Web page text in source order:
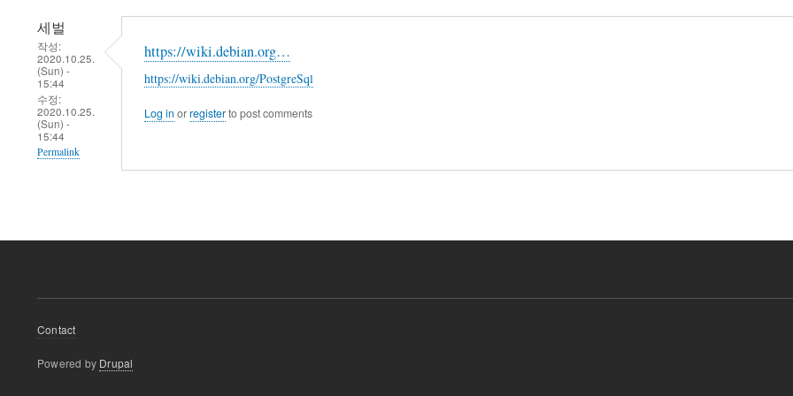
세벌
작성:
2020.10.25.
(Sun) -
15:44
수정:
2020.10.25.
(Sun) -
15:44
Permalink
https://wiki.debian.org…
https://wiki.debian.org/PostgreSql
Log in orregisterto post comments
Footer
Contact
Powered by Drupal